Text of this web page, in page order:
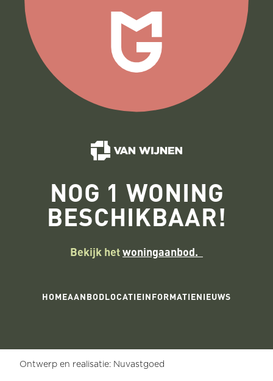
NOG 1 WONING
BESCHIKBAAR!
Bekijk hetwoningaanbod.
HOMEAANBODLOCATIEINFORMATIENIEUWS
Ontwerp en realisatie: Nuvastgoed